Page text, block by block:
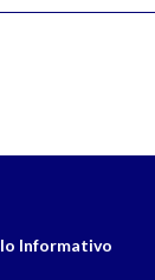
Informativo